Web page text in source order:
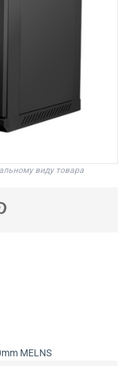
виду товара
MELNS